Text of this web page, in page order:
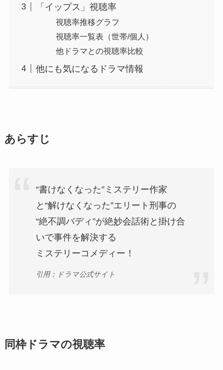
「イップス」視聴率
視聴率推移グラフ
視聴率一覧表（世帯/個人）
他ドラマとの視聴率比較
他にも気になるドラマ情報
あらすじ
“書けなくなった”ミステリー作家
と“解けなくなった”エリート刑事の
“絶不調バディ”が絶妙会話術と掛け合
いで事件を解決する
ミステリーコメディー！
引用：ドラマ公式サイト
同枠ドラマの視聴率